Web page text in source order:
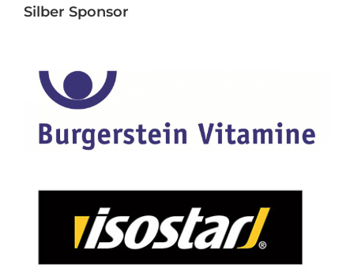
Silber Sponsor